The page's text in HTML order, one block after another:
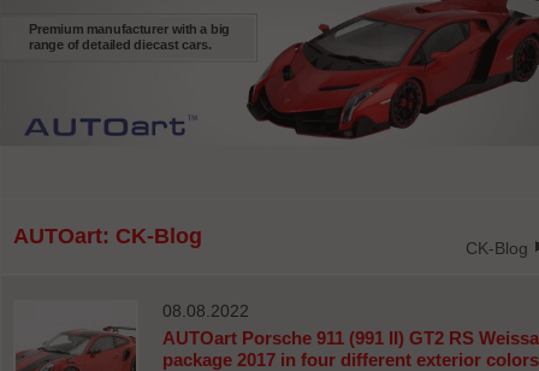
Premium manufacturer with a big
range of detailed diecast cars.
CK-Blog
AUTOart: CK-Blog
08.08.2022
AUTOart Porsche 911 (991 II) GT2 RS
package 2017 in four different exterior colors